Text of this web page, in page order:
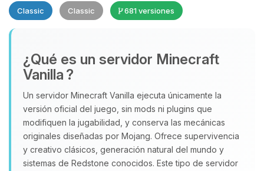
Classic Classic 681 versiones
¿Qué es un servidor Minecraft
Vanilla ?
Un servidor Minecraft Vanilla ejecuta únicamente la
versión oficial del juego, sin mods ni plugins que
modifiquen la jugabilidad, y conserva las mecánicas
originales diseñadas por Mojang. Ofrece supervivencia
y creativo clásicos, generación natural del mundo y
sistemas de Redstone conocidos. Este tipo de servidor
Yupi, por fin alguien con quien
hablar! Soy Choupy, tu pequeno
asistente de BoxToPlay. Cuentame
que necesitas y moveré mis
pequenos circuitos para ayudarte.